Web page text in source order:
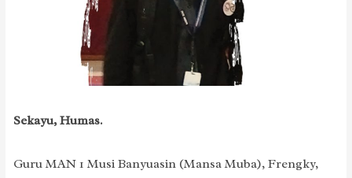
Sekayu, Humas.
Guru MAN 1 Musi Banyuasin (Mansa Muba), Frengky,